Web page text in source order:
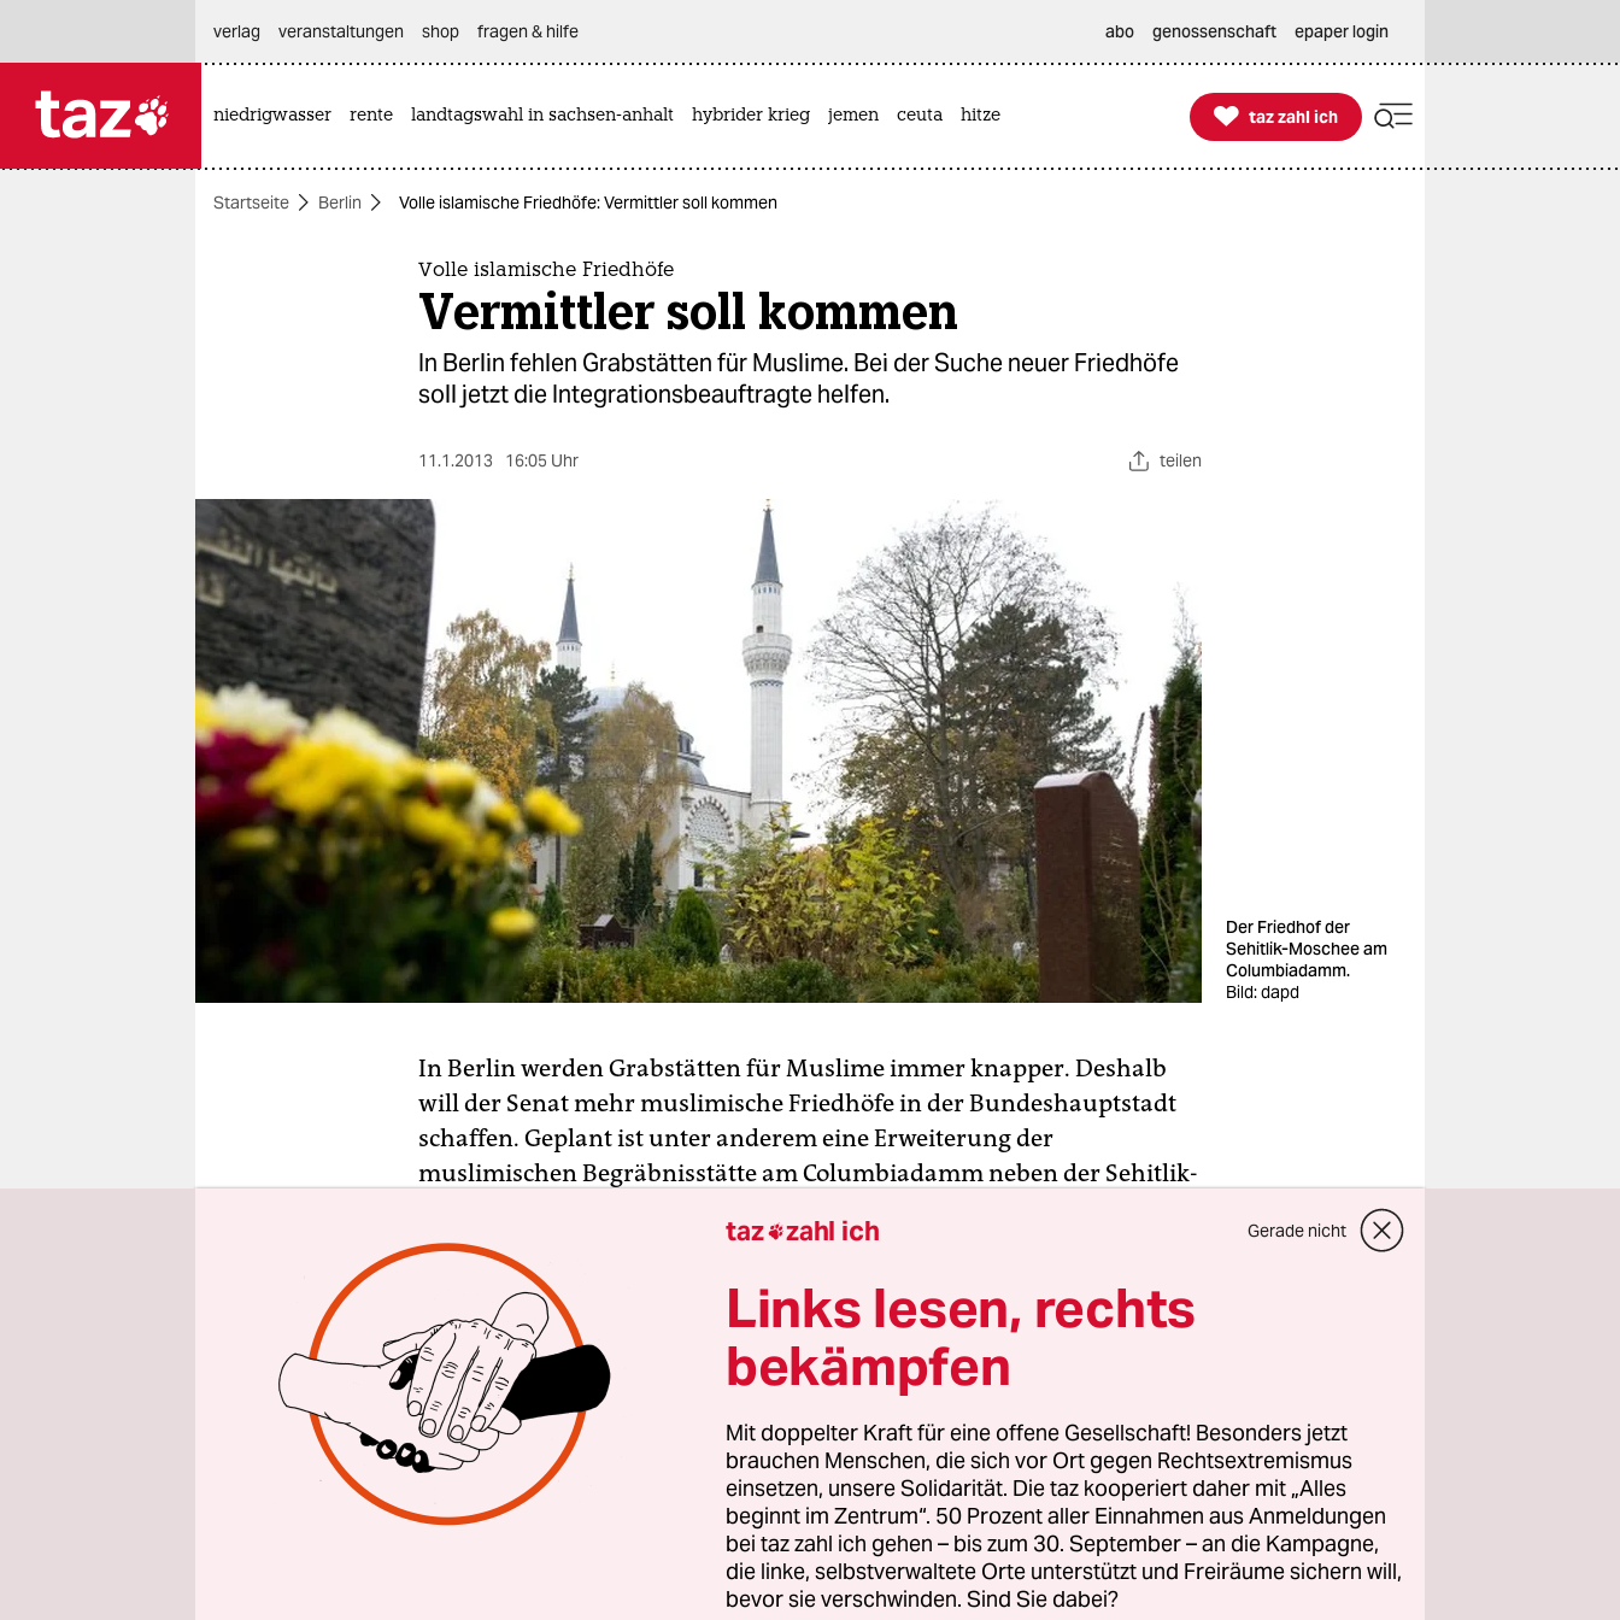
themen
berlin
nord
wahrheit
verlag
verlag
veranstaltungen
shop
fragen & hilfe
unterstützen
verlag
veranstaltungen shop fragen & hilfe abo genossenschaft epaper login
niedrigwasser rente landtagswahl in sachsen-anhalt hybrider krieg jemen ceuta hitze 
taz zahl ich
taz zahl ich
Startseite Berlin Volle islamische Friedhöfe: Vermittler soll kommen
Volle islamische Friedhöfe
Vermittler soll kommen
In Berlin fehlen Grabstätten für Muslime. Bei der Suche neuer Friedhöfe
soll jetzt die Integrationsbeauftragte helfen.
11.1.2013 16:05 Uhr teilen
Der Friedhof der
Sehitlik-Moschee am
Columbiadamm.
Bild: dapd
In Berlin werden Grabstätten für Muslime immer knapper. Deshalb
will der Senat mehr muslimische Friedhöfe in der Bundeshauptstadt
schaffen. Geplant ist unter anderem eine Erweiterung der
muslimischen Begräbnisstätte am Columbiadamm neben der Sehitlik-
(SPD) am Freitag in Berlin. Diese werde den Bedarf allerdings nicht
decken. Näheres müssten Verhandlungen mit den Bezirken, den
Islamverbänden und vornehmlich der evangelischen Kirche ergeben,
sagte Müller. Dabei werde die Integrationsbeauftragte Monika Lüke
eine Vermittlerrolle übernehmen.
Die evangelische Kirche sei grundsätzlich bereit, muslimische
Bestattungen auf ihren Friedhöfen zu erlauben, erläuterte Müller.
Allerdings lege sie Wert darauf, dass der christliche Charakter
erkennbar bliebe. Neben dem bundesweit ältesten islamischen
Friedhof neben der Sehitlik-Moschee, der allerdings sehr klein ist, gibt
taz zahl ich Gerade nicht
Links lesen, rechts
bekämpfen
Mit doppelter Kraft für eine offene Gesellschaft! Besonders jetzt
brauchen Menschen, die sich vor Ort gegen Rechtsextremismus
einsetzen, unsere Solidarität. Die taz kooperiert daher mit „Alles
beginnt im Zentrum“. 50 Prozent aller Einnahmen aus Anmeldungen
bei taz zahl ich gehen – bis zum 30. September – an die Kampagne,
die linke, selbstverwaltete Orte unterstützt und Freiräume sichern will,
bevor sie verschwinden. Sind Sie dabei?